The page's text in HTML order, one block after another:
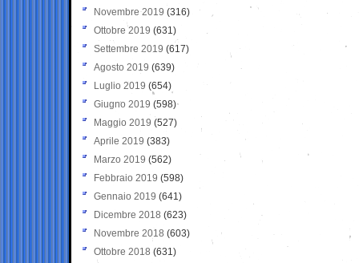
Novembre 2019 (316)
Ottobre 2019 (631)
Settembre 2019 (617)
Agosto 2019 (639)
Luglio 2019 (654)
Giugno 2019 (598)
Maggio 2019 (527)
Aprile 2019 (383)
Marzo 2019 (562)
Febbraio 2019 (598)
Gennaio 2019 (641)
Dicembre 2018 (623)
Novembre 2018 (603)
Ottobre 2018 (631)